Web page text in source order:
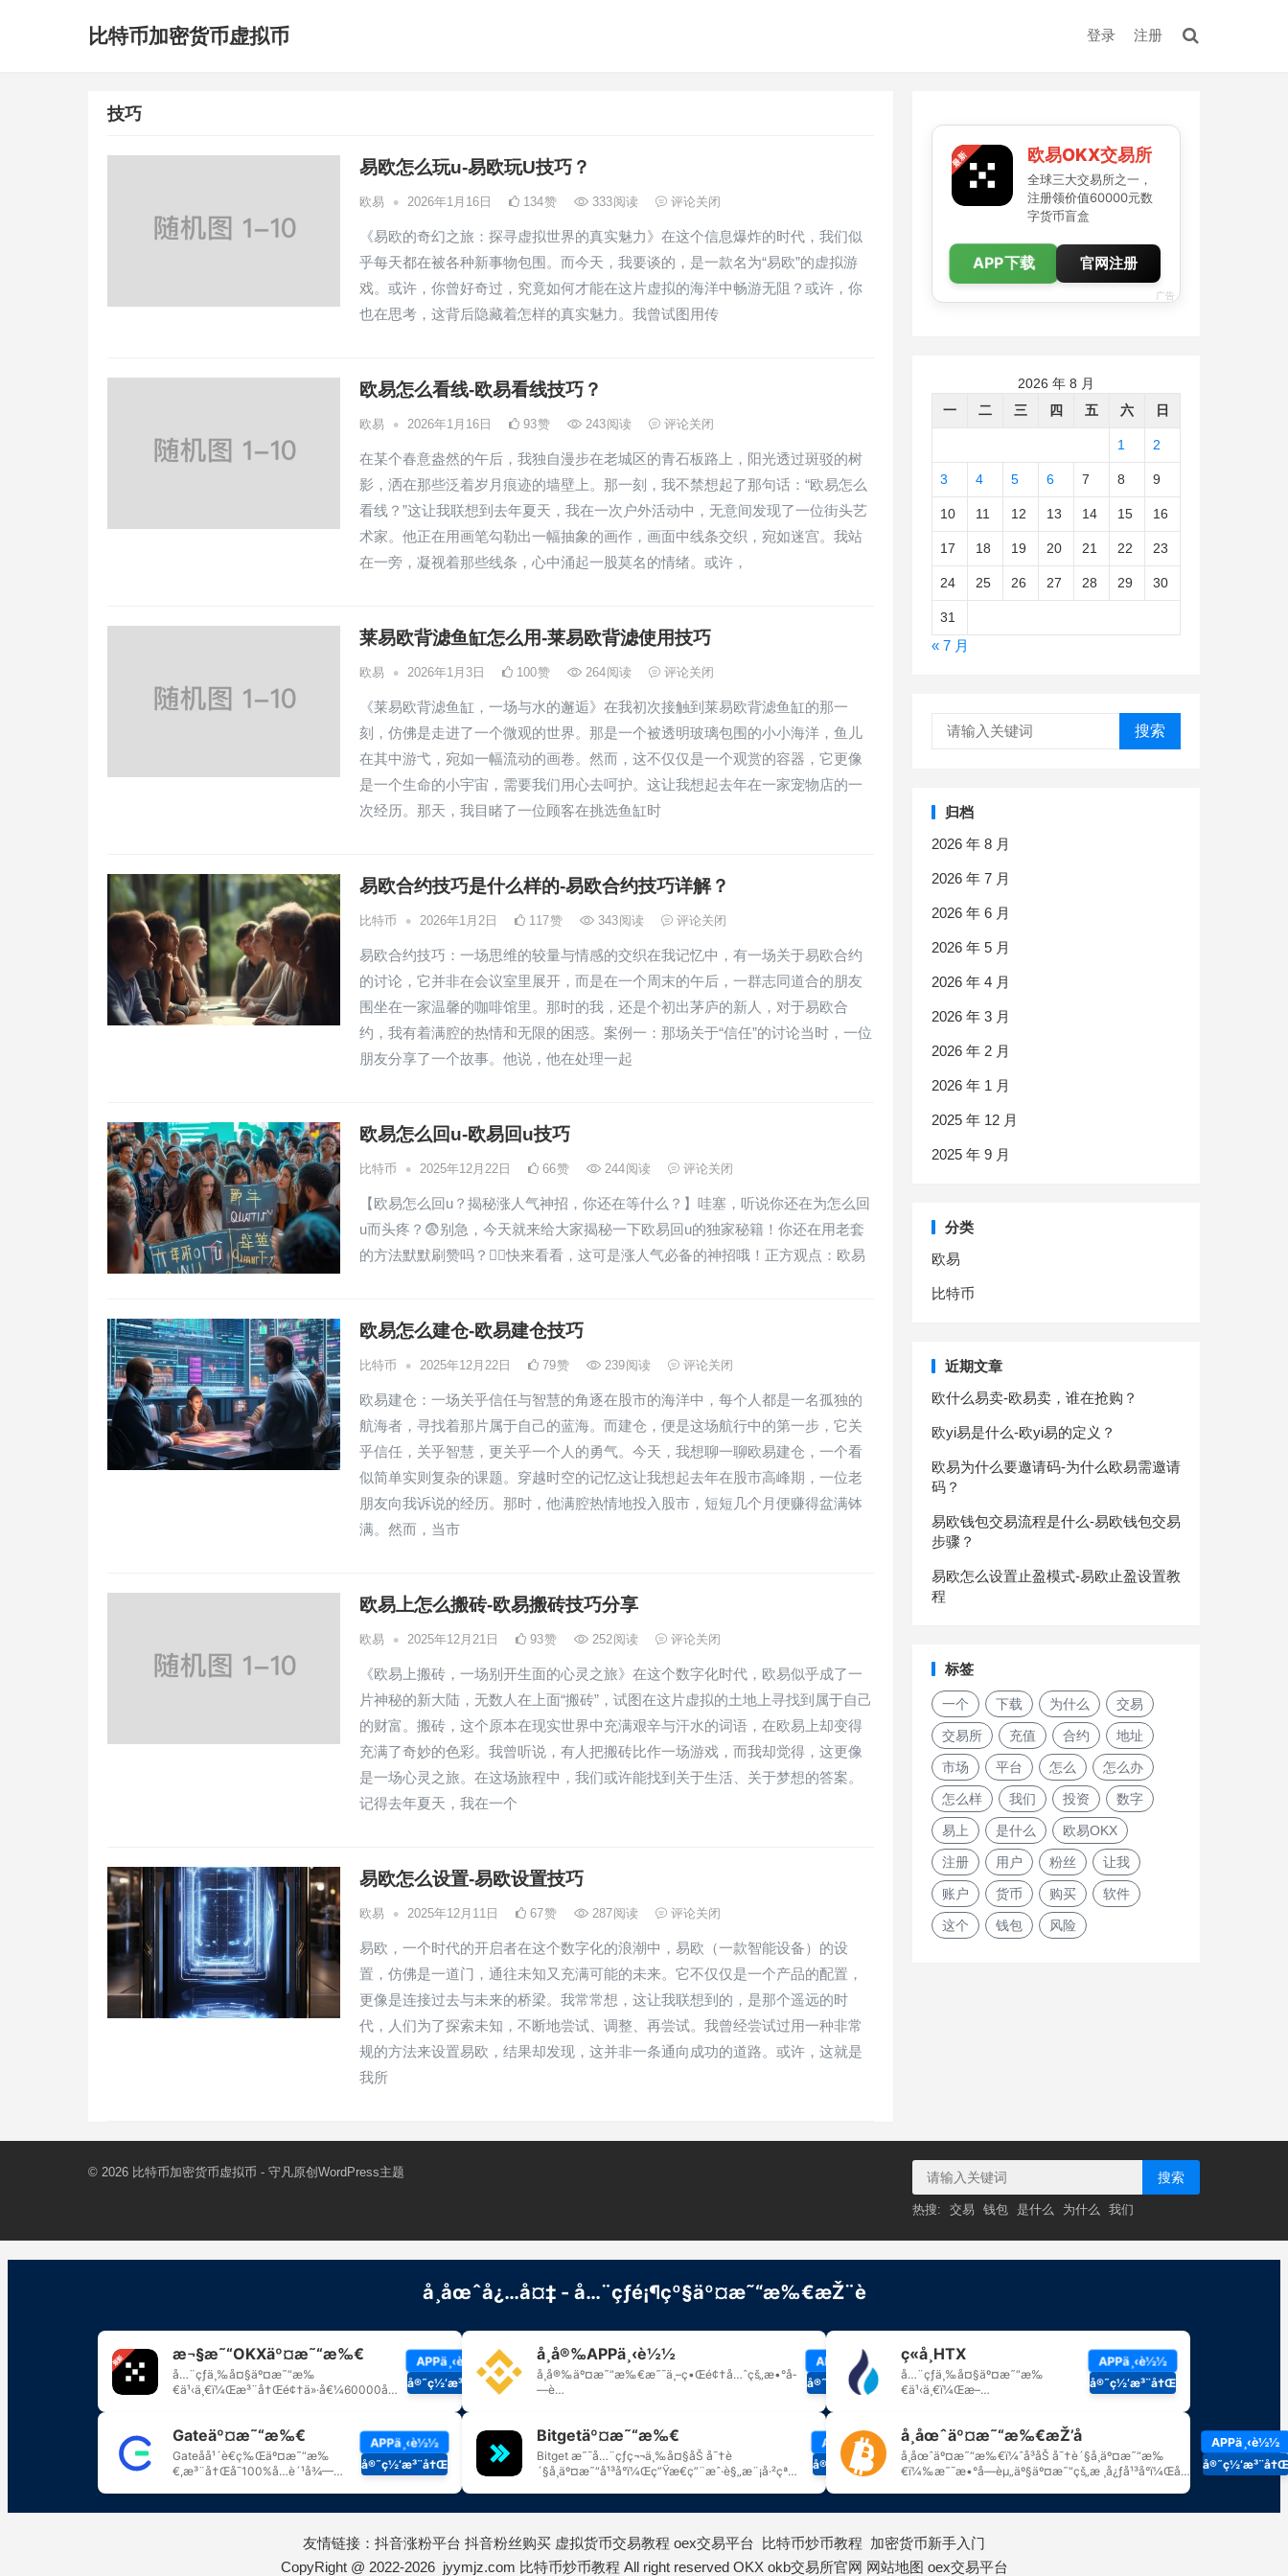
比特币加密货币虚拟币 登录 注册
技巧
易欧怎么玩u-易欧玩U技巧？
欧易 • 2026年1月16日 134赞 333阅读 评论关闭
《易欧的奇幻之旅：探寻虚拟世界的真实魅力》在这个信息爆炸的时代，我们似
乎每天都在被各种新事物包围。而今天，我要谈的，是一款名为“易欧”的虚拟游
戏。或许，你曾好奇过，究竟如何才能在这片虚拟的海洋中畅游无阻？或许，你
也在思考，这背后隐藏着怎样的真实魅力。我曾试图用传
欧易怎么看线-欧易看线技巧？
欧易 • 2026年1月16日 93赞 243阅读 评论关闭
在某个春意盎然的午后，我独自漫步在老城区的青石板路上，阳光透过斑驳的树
影，洒在那些泛着岁月痕迹的墙壁上。那一刻，我不禁想起了那句话：“欧易怎么
看线？”这让我联想到去年夏天，我在一次户外活动中，无意间发现了一位街头艺
术家。他正在用画笔勾勒出一幅抽象的画作，画面中线条交织，宛如迷宫。我站
在一旁，凝视着那些线条，心中涌起一股莫名的情绪。或许，
莱易欧背滤鱼缸怎么用-莱易欧背滤使用技巧
欧易 • 2026年1月3日 100赞 264阅读 评论关闭
《莱易欧背滤鱼缸，一场与水的邂逅》在我初次接触到莱易欧背滤鱼缸的那一
刻，仿佛是走进了一个微观的世界。那是一个被透明玻璃包围的小小海洋，鱼儿
在其中游弋，宛如一幅流动的画卷。然而，这不仅仅是一个观赏的容器，它更像
是一个生命的小宇宙，需要我们用心去呵护。这让我想起去年在一家宠物店的一
次经历。那天，我目睹了一位顾客在挑选鱼缸时
易欧合约技巧是什么样的-易欧合约技巧详解？
比特币 • 2026年1月2日 117赞 343阅读 评论关闭
易欧合约技巧：一场思维的较量与情感的交织在我记忆中，有一场关于易欧合约
的讨论，它并非在会议室里展开，而是在一个周末的午后，一群志同道合的朋友
围坐在一家温馨的咖啡馆里。那时的我，还是个初出茅庐的新人，对于易欧合
约，我有着满腔的热情和无限的困惑。案例一：那场关于“信任”的讨论当时，一位
朋友分享了一个故事。他说，他在处理一起
欧易怎么回u-欧易回u技巧
比特币 • 2025年12月22日 66赞 244阅读 评论关闭
【欧易怎么回u？揭秘涨人气神招，你还在等什么？】哇塞，听说你还在为怎么回
u而头疼？😨别急，今天就来给大家揭秘一下欧易回u的独家秘籍！你还在用老套
的方法默默刷赞吗？🙅‍♂️快来看看，这可是涨人气必备的神招哦！正方观点：欧易
欧易怎么建仓-欧易建仓技巧
比特币 • 2025年12月22日 79赞 239阅读 评论关闭
欧易建仓：一场关乎信任与智慧的角逐在股市的海洋中，每个人都是一名孤独的
航海者，寻找着那片属于自己的蓝海。而建仓，便是这场航行中的第一步，它关
乎信任，关乎智慧，更关乎一个人的勇气。今天，我想聊一聊欧易建仓，一个看
似简单实则复杂的课题。穿越时空的记忆这让我想起去年在股市高峰期，一位老
朋友向我诉说的经历。那时，他满腔热情地投入股市，短短几个月便赚得盆满钵
满。然而，当市
欧易上怎么搬砖-欧易搬砖技巧分享
欧易 • 2025年12月21日 93赞 252阅读 评论关闭
《欧易上搬砖，一场别开生面的心灵之旅》在这个数字化时代，欧易似乎成了一
片神秘的新大陆，无数人在上面“搬砖”，试图在这片虚拟的土地上寻找到属于自己
的财富。搬砖，这个原本在现实世界中充满艰辛与汗水的词语，在欧易上却变得
充满了奇妙的色彩。我曾听说，有人把搬砖比作一场游戏，而我却觉得，这更像
是一场心灵之旅。在这场旅程中，我们或许能找到关于生活、关于梦想的答案。
记得去年夏天，我在一个
易欧怎么设置-易欧设置技巧
欧易 • 2025年12月11日 67赞 287阅读 评论关闭
易欧，一个时代的开启者在这个数字化的浪潮中，易欧（一款智能设备）的设
置，仿佛是一道门，通往未知又充满可能的未来。它不仅仅是一个产品的配置，
更像是连接过去与未来的桥梁。我常常想，这让我联想到的，是那个遥远的时
代，人们为了探索未知，不断地尝试、调整、再尝试。我曾经尝试过用一种非常
规的方法来设置易欧，结果却发现，这并非一条通向成功的道路。或许，这就是
我所
欧易OKX交易所
全球三大交易所之一，
注册领价值60000元数
字货币盲盒
APP下载 官网注册
广告
2026 年 8 月
一
二 三 四 五 六 日
1 2
3 4 5 6 7 8 9
10 11 12 13 14 15 16
17 18 19 20 21 22 23
24 25 26 27 28 29 30
31
« 7 月
搜索
归档
2026 年 8 月
2026 年 7 月
2026 年 6 月
2026 年 5 月
2026 年 4 月
2026 年 3 月
2026 年 2 月
2026 年 1 月
2025 年 12 月
2025 年 9 月
分类
欧易
比特币
近期文章
欧什么易卖-欧易卖，谁在抢购？
欧yi易是什么-欧yi易的定义？
欧易为什么要邀请码-为什么欧易需邀请
码？
易欧钱包交易流程是什么-易欧钱包交易
步骤？
易欧怎么设置止盈模式-易欧止盈设置教
程
标签
一个 下载 为什么 交易
交易所 充值 合约 地址
市场 平台 怎么 怎么办
怎么样 我们 投资 数字
易上 是什么 欧易OKX
注册 用户 粉丝 让我
账户 货币 购买 软件
这个 钱包 风险
© 2026 比特币加密货币虚拟币 - 守凡原创 WordPress主题 搜索
热搜: 交易 钱包 是什么 为什么 我们
友情链接： 抖音涨粉平台 抖音粉丝购买 虚拟货币交易教程 oex交易平台 比特币炒币教程 加密货币新手入门
CopyRight @ 2022-2026 jyymjz.com 比特币炒币教程 All right reserved OKX okb交易所官网 网站地图 oex交易平台